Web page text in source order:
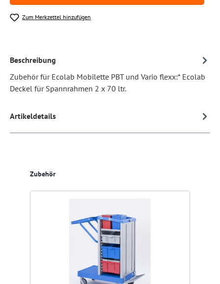
Zum Merkzettel hinzufügen
Beschreibung
Zubehör für Ecolab Mobilette PBT und Vario flexx:* Ecolab
Deckel für Spannrahmen 2 x 70 ltr.
Artikeldetails
Produktgalerie überspringen
Zubehör